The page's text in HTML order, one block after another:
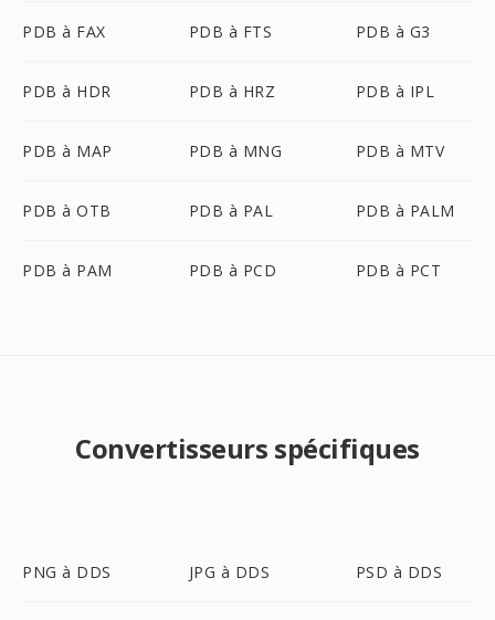
PDB à FAX PDB à FTS PDB à G3
PDB à HDR PDB à HRZ PDB à IPL
PDB à MAP PDB à MNG PDB à MTV
PDB à OTB PDB à PAL PDB à PALM
PDB à PAM PDB à PCD PDB à PCT
Convertisseurs spécifiques
PNG à DDS JPG à DDS PSD à DDS